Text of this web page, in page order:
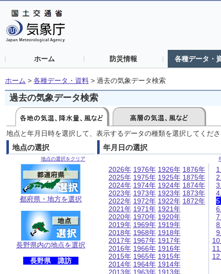
ホーム 防災情報 各種データ・
ホーム > 各種データ・資料 > 過去の気象データ検索
過去の気象データ検索
地点と年月日時を選択して、表示するデータの種類を選択してくだ
地点の選択
地点の選択をクリア
都府県・地方を選択
長野県内の地点を選択
長野県 諏訪
年月日の選択
2026年
2025年
2024年
2023年
2022年
2021年
2020年
2019年
2018年
2017年
2016年
2015年
2014年
2013年
1976年
1975年
1974年
1973年
1972年
1971年
1970年
1969年
1968年
1967年
1966年
1965年
1964年
1963年
1926年
1925年
1924年
1923年
1922年
1921年
1920年
1919年
1918年
1917年
1916年
1915年
1914年
1913年
1876年
1875年
1874年
1873年
1872年